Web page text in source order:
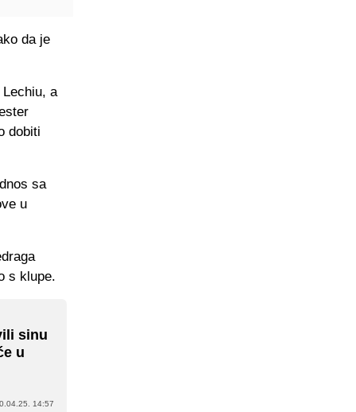
da je
a
dobiti
sa
u
s klupe.
sinu
u
14:57